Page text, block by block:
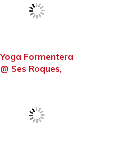
Yoga Formentera
@ Ses Roques,